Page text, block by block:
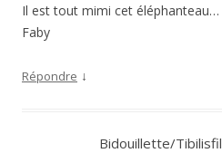
Il est tout mimi cet éléphanteau…
Faby
Répondre ↓
Bidouillette/Tibilisfil